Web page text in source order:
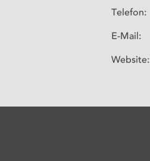
Telefon:
E-Mail:
Website: